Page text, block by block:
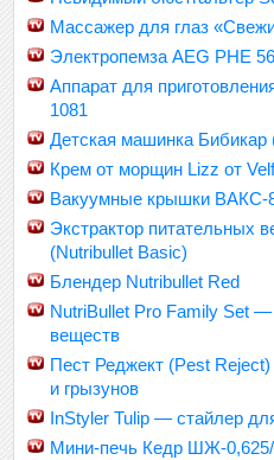
Массажер для глаз
Электропемза AEG PHE
Аппарат для
1081
Детская машинка Бибикар
Крем от морщин Lizz от
Вакуумные крышки ВАКС-
Экстрактор питательных
(Nutribullet Basic)
Блендер Nutribullet Red
NutriBullet Pro Family Set —
веществ
Пест Реджект (Pest
и грызунов
InStyler Tulip — стайлер
Мини-печь Кедр ШЖ-